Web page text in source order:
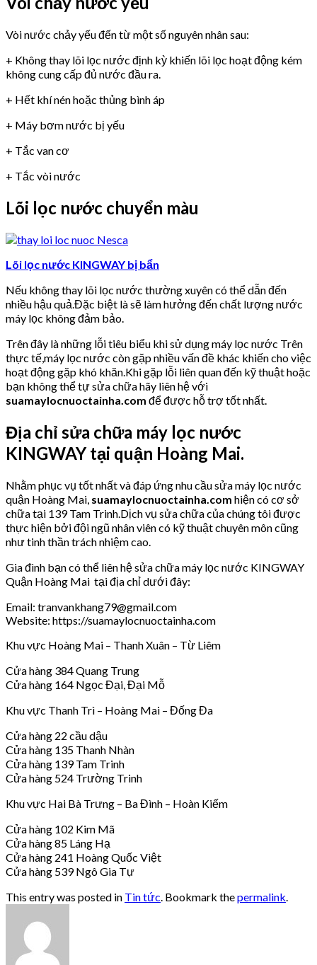
Vòi nước chảy yếu đến từ một số nguyên nhân sau:
+ Không thay lõi lọc nước định kỳ khiến lõi lọc hoạt động kém
không cung cấp đủ nước đầu ra.
+ Hết khí nén hoặc thủng bình áp
+ Máy bơm nước bị yếu
+ Tắc van cơ
+ Tắc vòi nước
Lõi lọc nước chuyển màu
Lõi lọc nước KINGWAY bị bẩn
Nếu không thay lõi lọc nước thường xuyên có thể dẫn đến
nhiều hậu quả.Đặc biệt là sẽ làm hưởng đến chất lượng nước
máy lọc không đảm bảo.
Trên đây là những lỗi tiêu biểu khi sử dụng máy lọc nước Trên
thực tế,máy lọc nước còn gặp nhiều vấn đề khác khiến cho việc
hoạt động gặp khó khăn.Khi gặp lỗi liên quan đến kỹ thuật hoặc
bạn không thể tự sửa chữa hãy liên hệ với
suamaylocnuoctainha.com để được hỗ trợ tốt nhất.
Địa chỉ sửa chữa máy lọc nước
KINGWAY tại quận Hoàng Mai.
Nhằm phục vụ tốt nhất và đáp ứng nhu cầu sửa máy lọc nước
quận Hoàng Mai, suamaylocnuoctainha.com hiện có cơ sở
chữa tại 139 Tam Trinh.Dịch vụ sửa chữa của chúng tôi được
thực hiện bởi đội ngũ nhân viên có kỹ thuật chuyên môn cũng
như tinh thần trách nhiệm cao.
Gia đình bạn có thể liên hệ sửa chữa máy lọc nước KINGWAY
Quận Hoàng Mai tại địa chỉ dưới đây:
Email: tranvankhang79@gmail.com
Website: https://suamaylocnuoctainha.com
Khu vực Hoàng Mai – Thanh Xuân – Từ Liêm
Cửa hàng 384 Quang Trung
Cửa hàng 164 Ngọc Đại, Đại Mỗ
Khu vực Thanh Trì – Hoàng Mai – Đống Đa
Cửa hàng 22 cầu dậu
Cửa hàng 135 Thanh Nhàn
Cửa hàng 139 Tam Trinh
Cửa hàng 524 Trường Trinh
Khu vực Hai Bà Trưng – Ba Đình – Hoàn Kiếm
Cửa hàng 102 Kim Mã
Cửa hàng 85 Láng Hạ
Cửa hàng 241 Hoàng Quốc Việt
Cửa hàng 539 Ngô Gia Tự
This entry was posted in Tin tức . Bookmark thepermalink